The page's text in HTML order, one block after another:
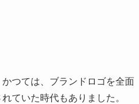
つては、ブランドロゴを全面
ていた時代もありました。